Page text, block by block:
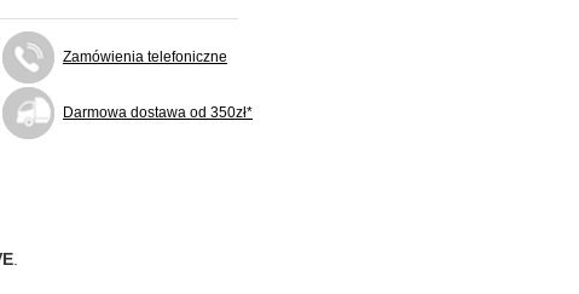
Zamówienia telefoniczne
Darmowa dostawa od 350zł*